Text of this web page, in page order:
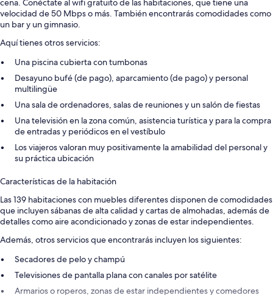
cena. Conéctate al wifi gratuito de las habitaciones, que tiene una
velocidad de 50 Mbps o más. También encontrarás comodidades como
un bar y un gimnasio.
Aquí tienes otros servicios:
Una piscina cubierta con tumbonas
Desayuno bufé (de pago), aparcamiento (de pago) y personal
multilingüe
Una sala de ordenadores, salas de reuniones y un salón de fiestas
Una televisión en la zona común, asistencia turística y para la compra
de entradas y periódicos en el vestíbulo
Los viajeros valoran muy positivamente la amabilidad del personal y
su práctica ubicación
Características de la habitación
Las 139 habitaciones con muebles diferentes disponen de comodidades
que incluyen sábanas de alta calidad y cartas de almohadas, además de
detalles como aire acondicionado y zonas de estar independientes.
Además, otros servicios que encontrarás incluyen los siguientes:
Secadores de pelo y champú
Televisiones de pantalla plana con canales por satélite
Armarios o roperos, zonas de estar independientes y comedores